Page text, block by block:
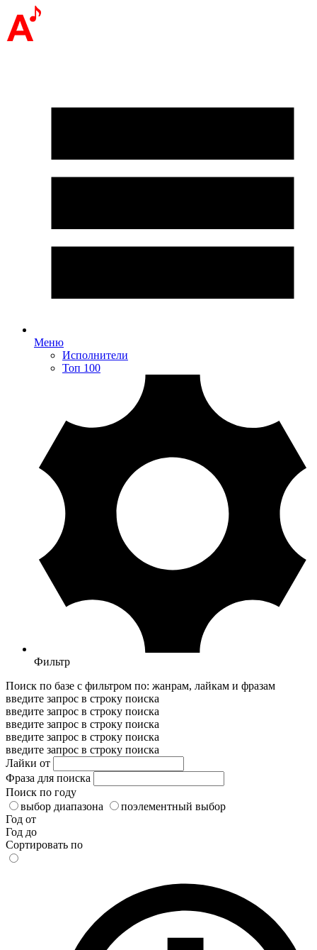
Меню
Исполнители
Топ 100
Фильтр
Поиск по базе с фильтром по: жанрам, лайкам и фразам
введите запрос в строку поиска
введите запрос в строку поиска
введите запрос в строку поиска
введите запрос в строку поиска
введите запрос в строку поиска
Лайки от
Фраза для поиска
Поиск по году
выбор диапазона
поэлементный выбор
Год от
Год до
Сортировать по